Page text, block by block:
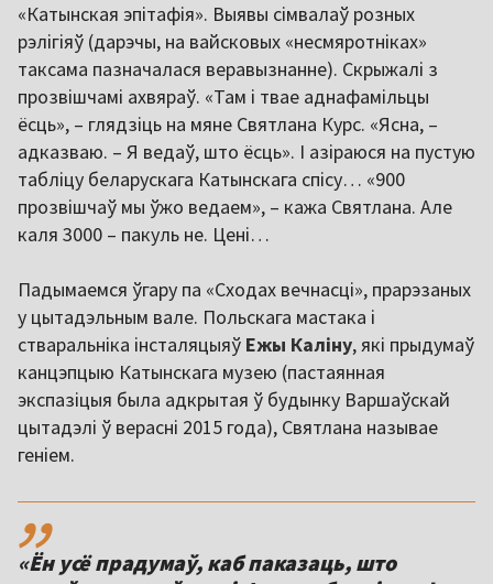
«Катынская эпітафія». Выявы сімвалаў розных
рэлігіяў (дарэчы, на вайсковых «несмяротніках»
таксама пазначалася веравызнанне). Скрыжалі з
прозвішчамі ахвяраў. «Там і твае аднафамільцы
ёсць», – глядзіць на мяне Святлана Курс. «Ясна, –
адказваю. – Я ведаў, што ёсць». І азіраюся на пустую
табліцу беларускага Катынскага спісу… «900
прозвішчаў мы ўжо ведаем», – кажа Святлана. Але
каля 3000 – пакуль не. Цені…
Падымаемся ўгару па «Сходах вечнасці», прарэзаных
у цытадэльным вале. Польскага мастака і
стваральніка інсталяцыяў Ежы Каліну, які прыдумаў
канцэпцыю Катынскага музею (пастаянная
экспазіцыя была адкрытая ў будынку Варшаўскай
цытадэлі ў верасні 2015 года), Святлана называе
геніем.
,,
«Ён усё прадумаў, каб паказаць, што